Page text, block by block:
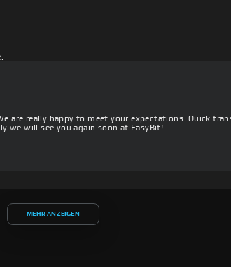
are really happy to meet your expectations. Quick
we will see you again soon at EasyBit!
MEHR ANZEIGEN